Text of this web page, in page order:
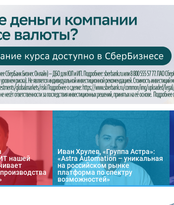
нашей
Иван Хрулев, «Группа Астра»:
«Astra Automation – уникальная
на российском рынке
платформа по спектру
возможностей»